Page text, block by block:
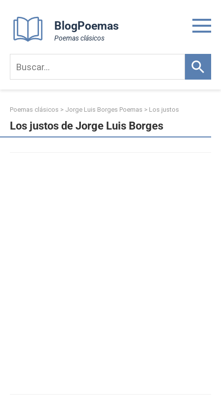
content
BlogPoemas
Poemas clásicos
Poemas clásicos > Jorge Luis Borges Poemas > Los justos
Los justos de Jorge Luis Borges